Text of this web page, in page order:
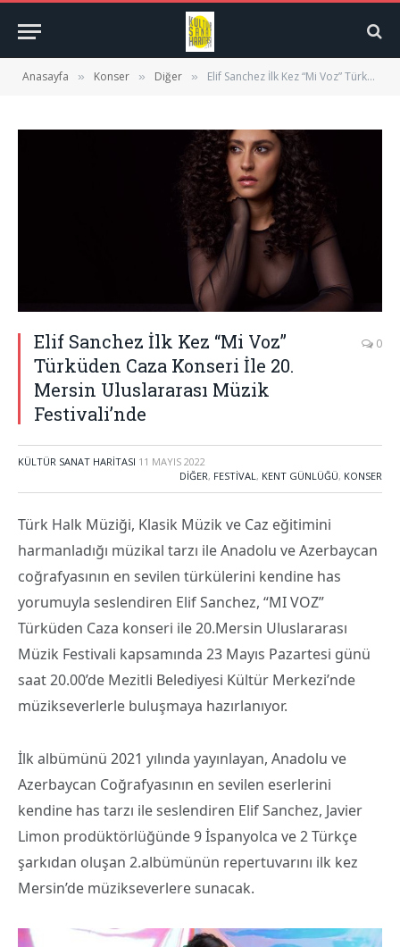
Anasayfa » Konser » Diğer » Elif Sanchez İlk Kez “Mi Voz” Türküden Caza Konseri İle 20. Mersin Uluslararası Müzik Festivali’nde
Elif Sanchez İlk Kez “Mi Voz”
Türküden Caza Konseri İle 20.
Mersin Uluslararası Müzik
Festivali’nde
0
KÜLTÜR SANAT HARITASI 11 MAYIS 2022
DIĞER, FESTIVAL, KENT GÜNLÜĞÜ, KONSER
Türk Halk Müziği, Klasik Müzik ve Caz eğitimini
harmanladığı müzikal tarzı ile Anadolu ve Azerbaycan
coğrafyasının en sevilen türkülerini kendine has
yorumuyla seslendiren Elif Sanchez, “MI VOZ”
Türküden Caza konseri ile 20.Mersin Uluslararası
Müzik Festivali kapsamında 23 Mayıs Pazartesi günü
saat 20.00’de Mezitli Belediyesi Kültür Merkezi’nde
müzikseverlerle buluşmaya hazırlanıyor.
İlk albümünü 2021 yılında yayınlayan, Anadolu ve
Azerbaycan Coğrafyasının en sevilen eserlerini
kendine has tarzı ile seslendiren Elif Sanchez, Javier
Limon prodüktörlüğünde 9 İspanyolca ve 2 Türkçe
şarkıdan oluşan 2.albümünün repertuvarını ilk kez
Mersin’de müzikseverlere sunacak.